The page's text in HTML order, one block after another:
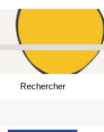
Rechercher